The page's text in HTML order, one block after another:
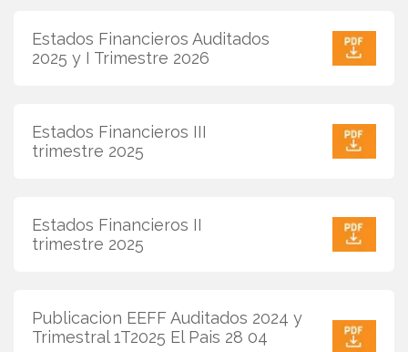
Estados Financieros Auditados
2025 y I Trimestre 2026
Estados Financieros III
trimestre 2025
Estados Financieros II
trimestre 2025
Publicacion EEFF Auditados 2024 y
Trimestral 1T2025 El Pais 28 04